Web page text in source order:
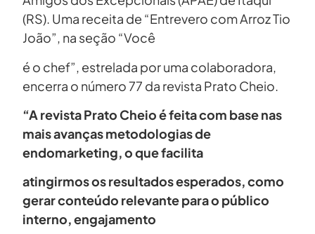
(RS). Uma receita de “Entrevero com Arroz Tio
João”, na seção “Você
é o chef”, estrelada por uma colaboradora,
encerra o número 77 da revista Prato Cheio.
“A revista Prato Cheio é feita com base nas
mais avanças metodologias de
endomarketing, o que facilita
atingirmos os resultados esperados, como
gerar conteúdo relevante para o público
interno, engajamento